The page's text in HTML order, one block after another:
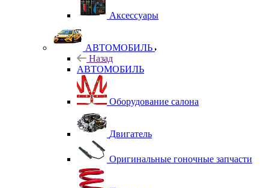
Аксессуары
АВТОМОБИЛЬ
Назад
АВТОМОБИЛЬ
Оборудование салона
Двигатель
Оригинальные гоночные запчасти